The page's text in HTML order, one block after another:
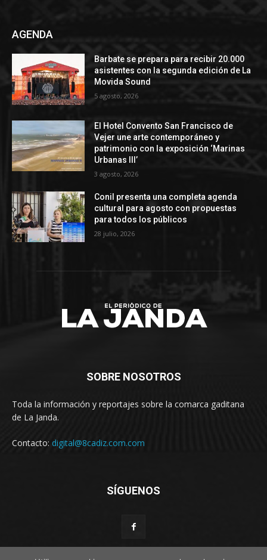
AGENDA
Barbate se prepara para recibir 20.000
asistentes con la segunda edición de La
Movida Sound
5 agosto, 2026
El Hotel Convento San Francisco de
Vejer une arte contemporáneo y
patrimonio con la exposición ‘Marinas
Urbanas III’
3 agosto, 2026
Conil presenta una completa agenda
cultural para agosto con propuestas
para todos los públicos
28 julio, 2026
SOBRE NOSOTROS
Toda la información y reportajes sobre la comarca gaditana
de La Janda.
Contacto: digital@8cadiz.com.com
SÍGUENOS